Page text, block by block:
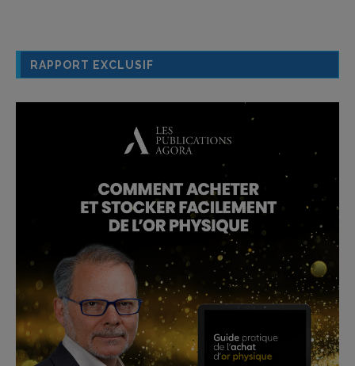
RAPPORT EXCLUSIF